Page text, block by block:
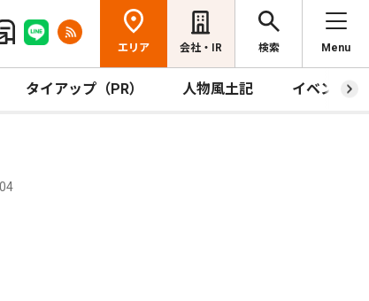
エリア 会社・IR 検索 Menu
タイアップ（PR） 人物風土記 イベント